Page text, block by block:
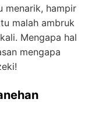
menarik, hampir
malah ambruk
Mengapa hal
mengapa